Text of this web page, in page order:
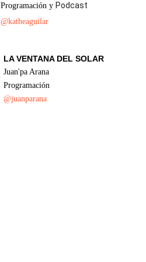
Programación y Podcast
@katheaguilar
LA VENTANA DEL SOLAR
Juan'pa Arana
Programación
@juanparana